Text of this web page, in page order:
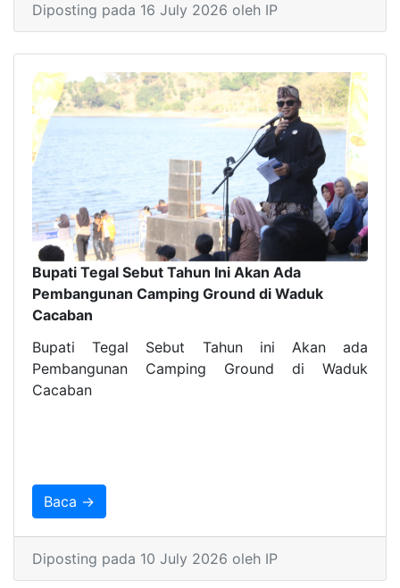
Diposting pada 16 July 2026 oleh IP
Bupati Tegal Sebut Tahun Ini Akan Ada
Pembangunan Camping Ground di Waduk
Cacaban
Bupati Tegal Sebut Tahun ini Akan ada
Pembangunan Camping Ground di Waduk
Cacaban
Baca →
Diposting pada 10 July 2026 oleh IP